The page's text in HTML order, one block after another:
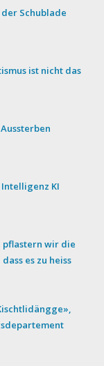
Schublade
ist nicht das
KI
pflastern wir die
es zu heiss